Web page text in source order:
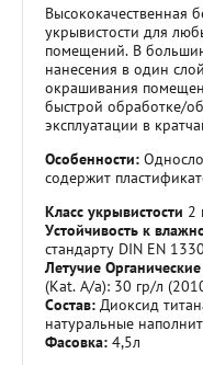
Высококачественная
укрывистости для
помещений. В
нанесения в один
окрашивания
быстрой обработке/
эксплуатации в
Особенности:
содержит
Класс укрывистости 2
Устойчивость к
стандарту DIN EN
Летучие
(Kat. A/a): 30 гр/л
Состав: Диоксид
натуральные
Фасовка: 4,5л